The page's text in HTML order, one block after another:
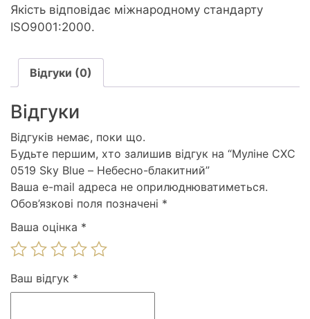
Якість відповідає міжнародному стандарту
ISO9001:2000.
Відгуки (0)
Відгуки
Відгуків немає, поки що.
Будьте першим, хто залишив відгук на “Муліне СХС
0519 Sky Blue – Небесно-блакитний”
Ваша e-mail адреса не оприлюднюватиметься.
Обов’язкові поля позначені *
Ваша оцінка *
Ваш відгук *